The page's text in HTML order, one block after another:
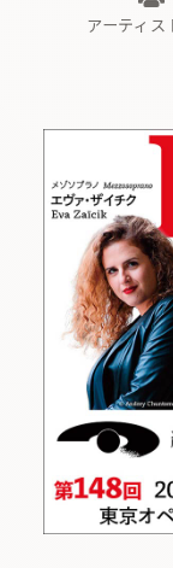
ぶらあぼブラス！
アーティス